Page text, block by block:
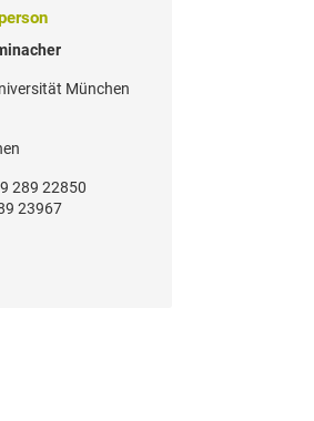
München
289 22850
23967